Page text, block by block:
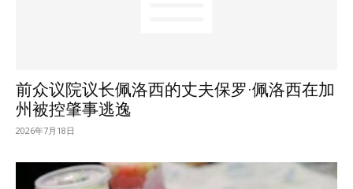
前众议院议长佩洛西的丈夫保罗·佩洛西在加
州被控肇事逃逸
2026年7月18日